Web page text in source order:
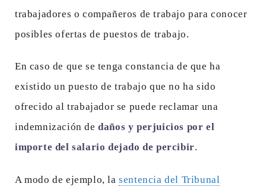
trabajadores o compañeros de trabajo para conocer
posibles ofertas de puestos de trabajo.
En caso de que se tenga constancia de que ha
existido un puesto de trabajo que no ha sido
ofrecido al trabajador se puede reclamar una
indemnización dedaños y perjuicios por el
importe del salario dejado de percibir.
A modo de ejemplo, lasentencia del Tribunal